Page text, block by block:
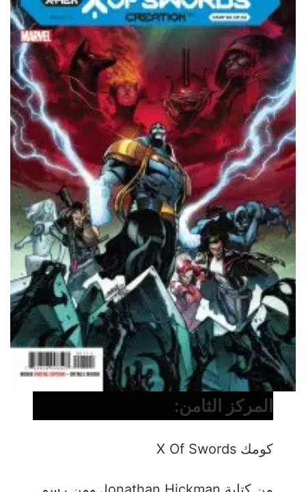
المركز الثامن:
كومك X Of Swords